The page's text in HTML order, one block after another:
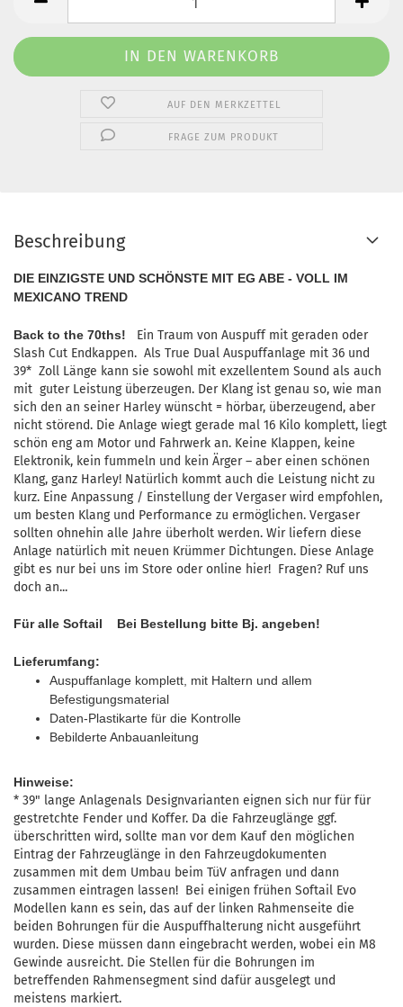
AUF DEN MERKZETTEL
FRAGE ZUM PRODUKT
Beschreibung
DIE EINZIGSTE UND SCHÖNSTE MIT EG ABE - VOLL IM
MEXICANO TREND
Back to the 70ths!
Ein Traum von Auspuff mit geraden oder
Slash Cut Endkappen. Als True Dual Auspuffanlage mit 36 und
39* Zoll Länge kann sie sowohl mit exzellentem Sound als auch
mit guter Leistung überzeugen. Der Klang ist genau so, wie man
sich den an seiner Harley wünscht = hörbar, überzeugend, aber
nicht störend. Die Anlage wiegt gerade mal 16 Kilo komplett, liegt
schön eng am Motor und Fahrwerk an. Keine Klappen, keine
Elektronik, kein fummeln und kein Ärger – aber einen schönen
Klang, ganz Harley! Natürlich kommt auch die Leistung nicht zu
kurz. Eine Anpassung / Einstellung der Vergaser wird empfohlen,
um besten Klang und Performance zu ermöglichen. Vergaser
sollten ohnehin alle Jahre überholt werden. Wir liefern diese
Anlage natürlich mit neuen Krümmer Dichtungen. Diese Anlage
gibt es nur bei uns im Store oder online hier! Fragen? Ruf uns
doch an...
Für alle Softail Bei Bestellung bitte Bj. angeben!
Lieferumfang:
Auspuffanlage komplett, mit Haltern und allem
Befestigungsmaterial
Daten-Plastikarte für die Kontrolle
Bebilderte Anbauanleitung
Hinweise:
* 39" lange Anlagenals Designvarianten eignen sich nur für für
gestretchte Fender und Koffer. Da die Fahrzeuglänge ggf.
überschritten wird, sollte man vor dem Kauf den möglichen
Eintrag der Fahrzeuglänge in den Fahrzeugdokumenten
zusammen mit dem Umbau beim TüV anfragen und dann
zusammen eintragen lassen! Bei einigen frühen Softail Evo
Modellen kann es sein, das auf der linken Rahmenseite die
beiden Bohrungen für die Auspuffhalterung nicht ausgeführt
wurden. Diese müssen dann eingebracht werden, wobei ein M8
Gewinde ausreicht. Die Stellen für die Bohrungen im
betreffenden Rahmensegment sind dafür ausgelegt und
meistens markiert.